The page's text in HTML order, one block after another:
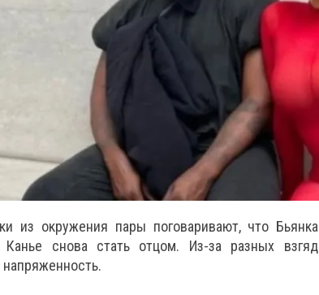
из окружения пары поговаривают, что
Канье снова стать отцом. Из-за разных
напряженность.